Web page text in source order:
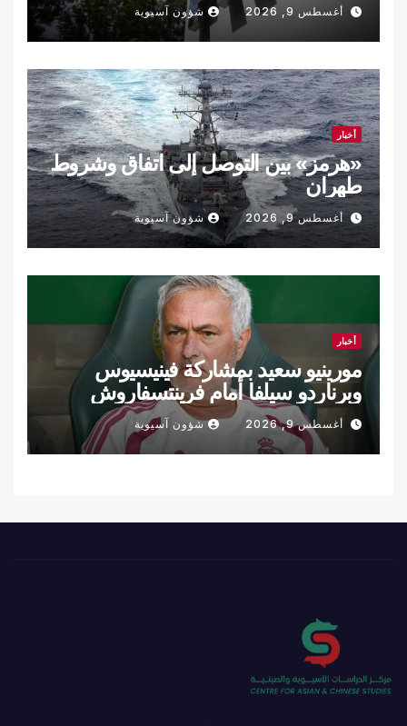
أغسطس 9, 2026 شؤون آسيوية
أخبار
«هرمز» بين التوصل إلى اتفاق وشروط
طهران
أغسطس 9, 2026 شؤون آسيوية
أخبار
مورينيو سعيد بمشاركة فينيسيوس
وبرناردو سيلفا أمام فرينتسفاروش
أغسطس 9, 2026 شؤون آسيوية